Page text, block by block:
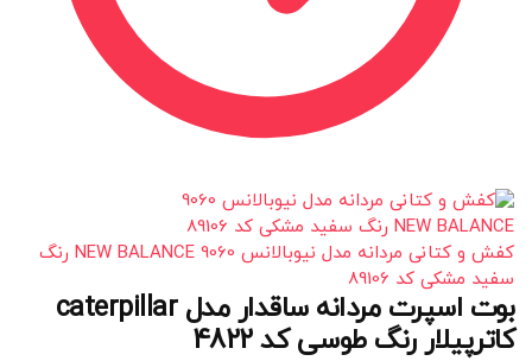
کفش و کتانی مردانه مدل نیوبالانس 9060 NEW BALANCE رنگ
سفید مشکی کد 89106
بوت اسپرت مردانه ساقدار مدل caterpillar
کاترپیلار رنگ طوسی کد 4822